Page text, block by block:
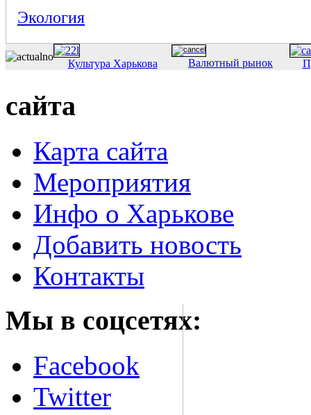
Экология
Культура Харькова Валютный рынок
сайта
Карта сайта
Мероприятия
Инфо о Харькове
Добавить новость
Контакты
Мы в соцсетях:
Facebook
Twitter